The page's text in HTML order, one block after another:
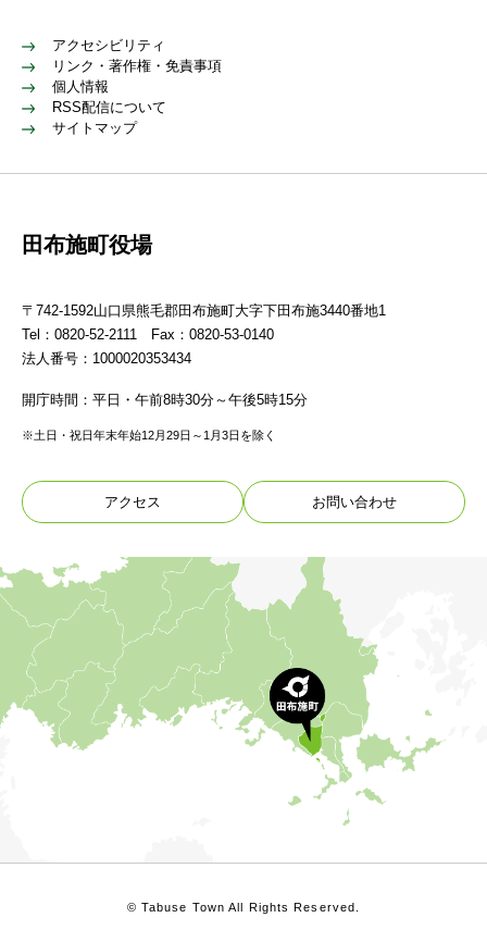
アクセシビリティ
リンク・著作権・免責事項
個人情報
RSS配信について
サイトマップ
田布施町役場
〒742-1592山口県熊毛郡田布施町大字下田布施3440番地1
Tel：0820-52-2111 Fax：0820-53-0140
法人番号：1000020353434
開庁時間：平日・午前8時30分～午後5時15分
※土日・祝日年末年始12月29日～1月3日を除く
アクセス お問い合わせ
© Tabuse Town All Rights Reserved.